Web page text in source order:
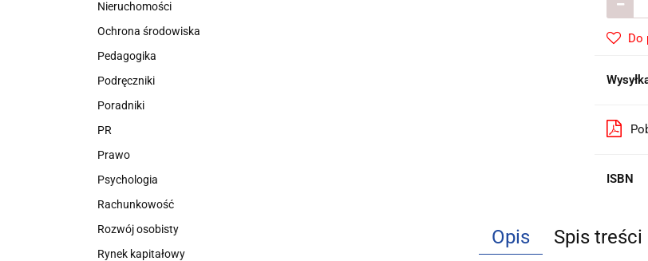
Nieruchomości
Ochrona środowiska
Pedagogika
Podręczniki
Poradniki
PR
Prawo
Psychologia
Rachunkowość
Rozwój osobisty
Rynek kapitałowy
Do
ISBN
Opis Spis treści